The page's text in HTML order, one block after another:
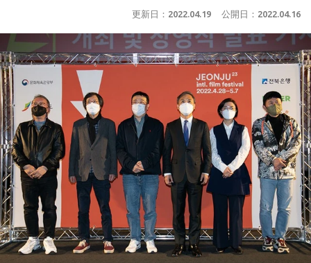
更新日： 2022.04.19 公開日： 2022.04.16